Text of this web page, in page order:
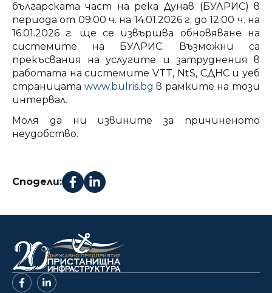
българската част на река Дунав (БУЛРИС) в
периода от 09:00 ч. на ​14.​01.202​6 г. до 12:00 ч. на
16.01.2026 г. ще се извършва обновяване на
системите на БУЛРИС. Възможни са
прекъсвания на услугите и затруднения в
работата на системите VTT, NtS, СДНС и уеб
страницата www.bulris.bg в рамките на този
интервал.
Моля да ни извините за причиненото
неудобство.
Сподели: